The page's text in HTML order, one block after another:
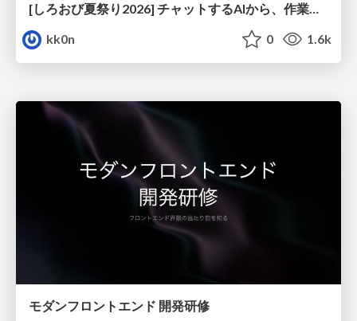
[しろおび夏祭り2026] チャットするAIから、作業するAIへ - 使われ方の変化と、その裏側で起きていること
kk0n
0 1.6k
モダンフロントエンド 開発研修